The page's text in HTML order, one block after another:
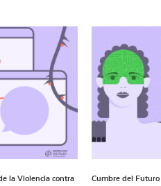
la Violencia contra
Cumbre del Futuro